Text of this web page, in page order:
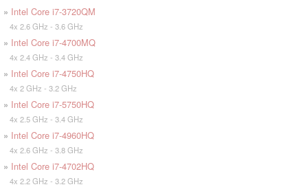
» Intel Core i7-3720QM
4x 2.6 GHz - 3.6 GHz
» Intel Core i7-4700MQ
4x 2.4 GHz - 3.4 GHz
» Intel Core i7-4750HQ
4x 2 GHz - 3.2 GHz
» Intel Core i7-5750HQ
4x 2.5 GHz - 3.4 GHz
» Intel Core i7-4960HQ
4x 2.6 GHz - 3.8 GHz
» Intel Core i7-4702HQ
4x 2.2 GHz - 3.2 GHz